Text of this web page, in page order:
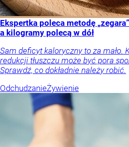
Ekspertka poleca metodę
a kilogramy polecą w dół
Sam deficyt kaloryczny to za mało.
redukcji tłuszczu może być pora
Sprawdź, co dokładnie należy robić.
OdchudzanieŻywienie